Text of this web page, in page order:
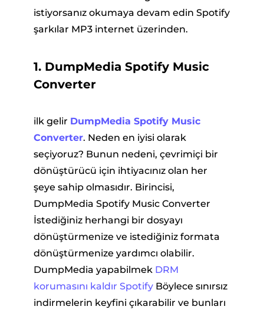
istiyorsanız okumaya devam edin Spotify
şarkılar MP3 internet üzerinden.
1. DumpMedia Spotify Music
Converter
ilk gelir DumpMedia Spotify Music
Converter. Neden en iyisi olarak
seçiyoruz? Bunun nedeni, çevrimiçi bir
dönüştürücü için ihtiyacınız olan her
şeye sahip olmasıdır. Birincisi,
DumpMedia Spotify Music Converter
İstediğiniz herhangi bir dosyayı
dönüştürmenize ve istediğiniz formata
dönüştürmenize yardımcı olabilir.
DumpMedia yapabilmek DRM
korumasını kaldır SpotifyBöylece sınırsız
indirmelerin keyfini çıkarabilir ve bunları